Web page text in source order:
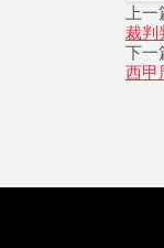
上一
裁判
下一
西甲